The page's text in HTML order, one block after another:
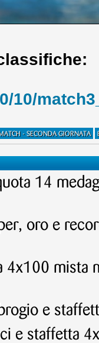
10/
- SECONDA GIORNATA
14
oro e
4x100 mista
e
e staffetta